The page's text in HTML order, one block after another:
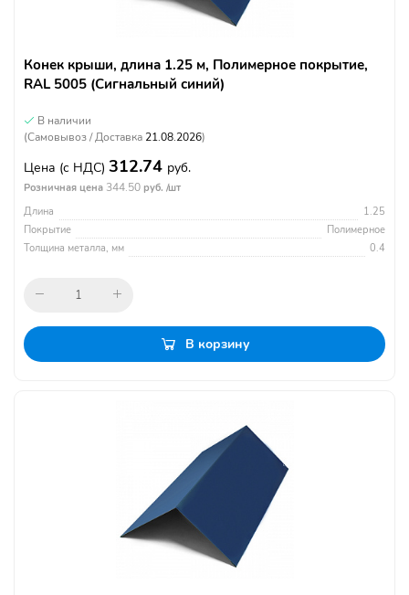
Конек крыши, длина 1.25 м, Полимерное покрытие,
RAL 5005 (Сигнальный синий)
В наличии
(Самовывоз / Доставка 21.08.2026)
Цена (с НДС) 312.74 руб.
Розничная цена 344.50 руб. /шт
Длина
1.25
Покрытие
Полимерное
Толщина металла, мм
0.4
В корзину